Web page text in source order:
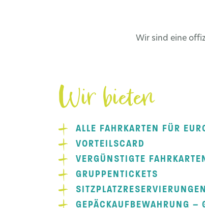
Wir sind eine
Wir bieten
ALLE FAHRKARTEN FÜR
VORTEILSCARD
VERGÜNSTIGTE
GRUPPENTICKETS
SITZPLATZRESERVIERUNGEN
GEPÄCKAUFBEWAHRUNG –